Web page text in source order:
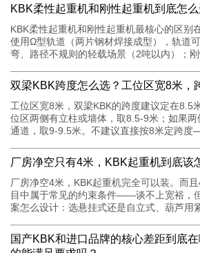
KBK柔性起重机和刚性起重机到底怎
KBK柔性起重机和刚性起重机最核心的区别
使用Ω型轨道（两片钢材焊接成型），轨道
弯、路径不规则的轻载场景（2吨以内）；刚
双梁KBK跨度怎么选？工位区宽8米，
工位区宽8米，双梁KBK的跨度建议定在8.5
位区两侧有立柱或墙体，取8.5-9米；如果
通道，取9-9.5米。不建议直接按8米定跨度
厂房净空只有4米，KBK起重机到底该
厂房净空4米，KBK起重机完全可以装。而
目中属于常见的约束条件——谈不上宽裕，
案怎么设计：选悬挂式还是自立式、葫芦用
国产KBK和进口品牌的核心差距到底